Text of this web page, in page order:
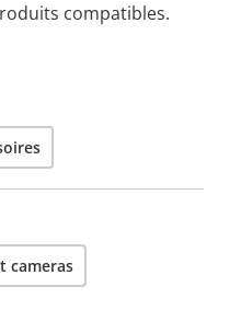
compatibles.
cameras